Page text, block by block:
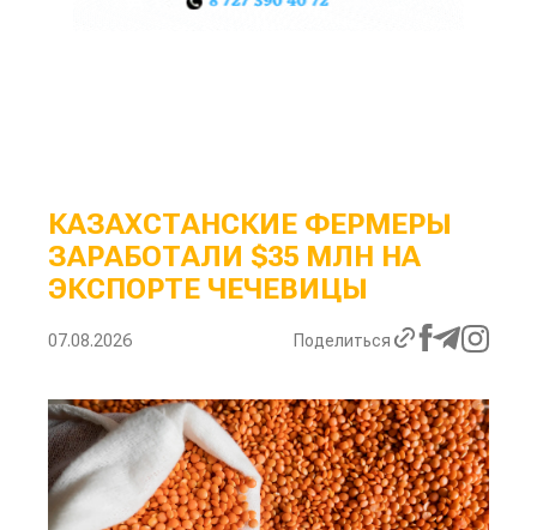
КАЗАХСТАНСКИЕ ФЕРМЕРЫ
ЗАРАБОТАЛИ $35 МЛН НА
ЭКСПОРТЕ ЧЕЧЕВИЦЫ
07.08.2026 Поделиться